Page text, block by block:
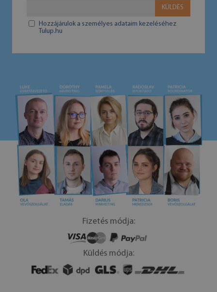
KÜLDÉS
Hozzájárulok a személyes adataim kezeléséhez
Tulup.hu
Fizetés módja:
Küldés módja: